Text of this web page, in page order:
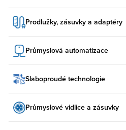
Prodlužky, zásuvky a adaptéry
Průmyslová automatizace
Slaboproudé technologie
Průmyslové vidlice a zásuvky